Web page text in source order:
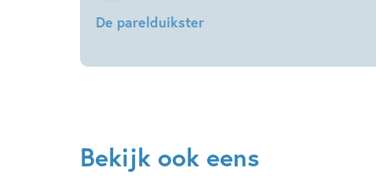
De parelduikster
Bouwens
Bekijk ook eens